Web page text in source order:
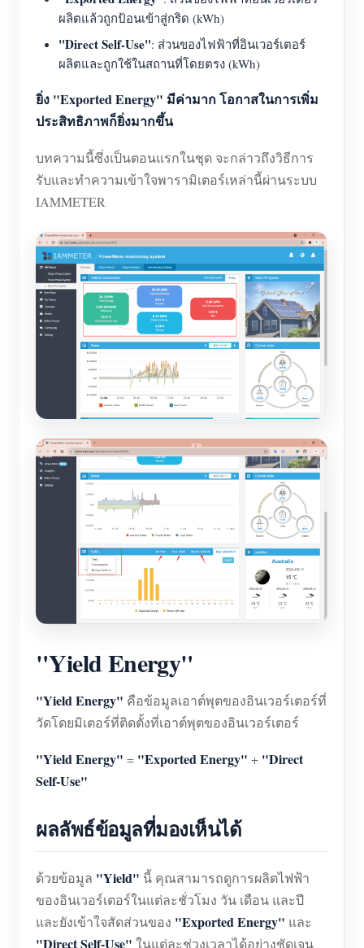
ผลิตแล้วถูกป้อนเข้าสู่กริด (kWh)
"Direct Self-Use": ส่วนของไฟฟ้าที่อินเวอร์เตอร์
ผลิตและถูกใช้ในสถานที่โดยตรง (kWh)
ยิ่ง "Exported Energy" มีค่ามาก โอกาสในการเพิ่ม
ประสิทธิภาพก็ยิ่งมากขึ้น
บทความนี้ซึ่งเป็นตอนแรกในชุด จะกล่าวถึงวิธีการ
รับและทำความเข้าใจพารามิเตอร์เหล่านี้ผ่านระบบ
IAMMETER
"Yield Energy"
"Yield Energy" คือข้อมูลเอาต์พุตของอินเวอร์เตอร์ที่
วัดโดยมิเตอร์ที่ติดตั้งที่เอาต์พุตของอินเวอร์เตอร์
"Yield Energy" = "Exported Energy" + "Direct
Self-Use"
ผลลัพธ์ข้อมูลที่มองเห็นได้
ด้วยข้อมูล "Yield" นี้ คุณสามารถดูการผลิตไฟฟ้า
ของอินเวอร์เตอร์ในแต่ละชั่วโมง วัน เดือน และปี
และยังเข้าใจสัดส่วนของ "Exported Energy" และ
"Direct Self-Use" ในแต่ละช่วงเวลาได้อย่างชัดเจน